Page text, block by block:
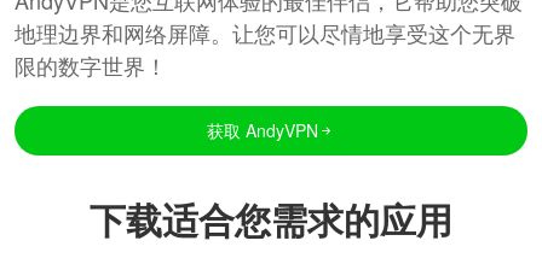
地理边界和网络屏障。让您可以尽情地享受这个无界
限的数字世界！
获取 AndyVPN
下载适合您需求的应用